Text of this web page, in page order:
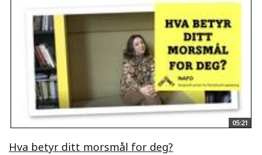
05:21
Hva betyr ditt morsmål for deg?